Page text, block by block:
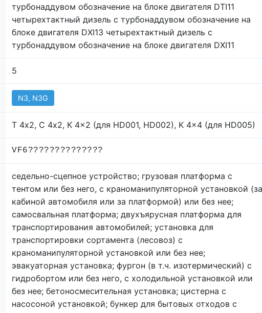
турбонаддувом обозначение на блоке двигателя DTI11
четырехтактный дизель с турбонаддувом обозначение на
блоке двигателя DXI13 четырехтактный дизель с
турбонаддувом обозначение на блоке двигателя DXI11
5
N3, N3G
T 4х2, C 4х2, K 4x2 (для HD001, HD002), K 4x4 (для HD005)
VF6??????????????
седельно-сцепное устройство; грузовая платформа с
тентом или без него, с краноманипуляторной установкой (за
кабиной автомобиля или за платформой) или без нее;
cамосвальная платформа; двухъярусная платформа для
транспортирования автомобилей; установка для
транспортировки сортамента (лесовоз) с
краноманипуляторной установкой или без нее;
эвакуаторная установка; фургон (в т.ч. изотермический) с
гидробортом или без него, с холодильной установкой или
без нее; бетоносмесительная установка; цистерна с
насосоной установкой; бункер для бытовых отходов с